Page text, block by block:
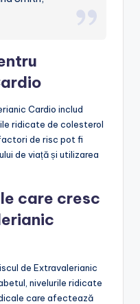
Cardio includ
ridicate de colesterol
de risc pot fi
de viață și utilizarea
care cresc
de Extravalerianic
nivelurile ridicate
care afectează